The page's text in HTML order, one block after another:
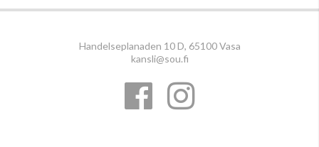
Handelseplanaden 10 D, 65100 Vasa
kansli@sou.fi